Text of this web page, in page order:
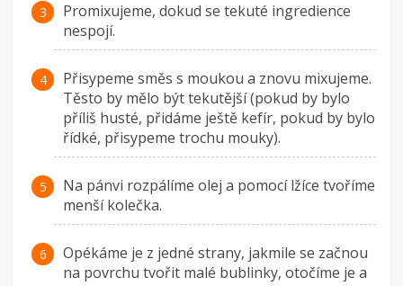
Promixujeme, dokud se tekuté ingredience
nespojí.
Přisypeme směs s moukou a znovu mixujeme.
Těsto by mělo být tekutější (pokud by bylo
příliš husté, přidáme ještě kefír, pokud by bylo
řídké, přisypeme trochu mouky).
Na pánvi rozpálíme olej a pomocí lžíce tvoříme
menší kolečka.
Opékáme je z jedné strany, jakmile se začnou
na povrchu tvořit malé bublinky, otočíme je a